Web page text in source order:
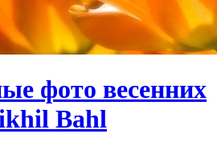
фото весенних
Bahl